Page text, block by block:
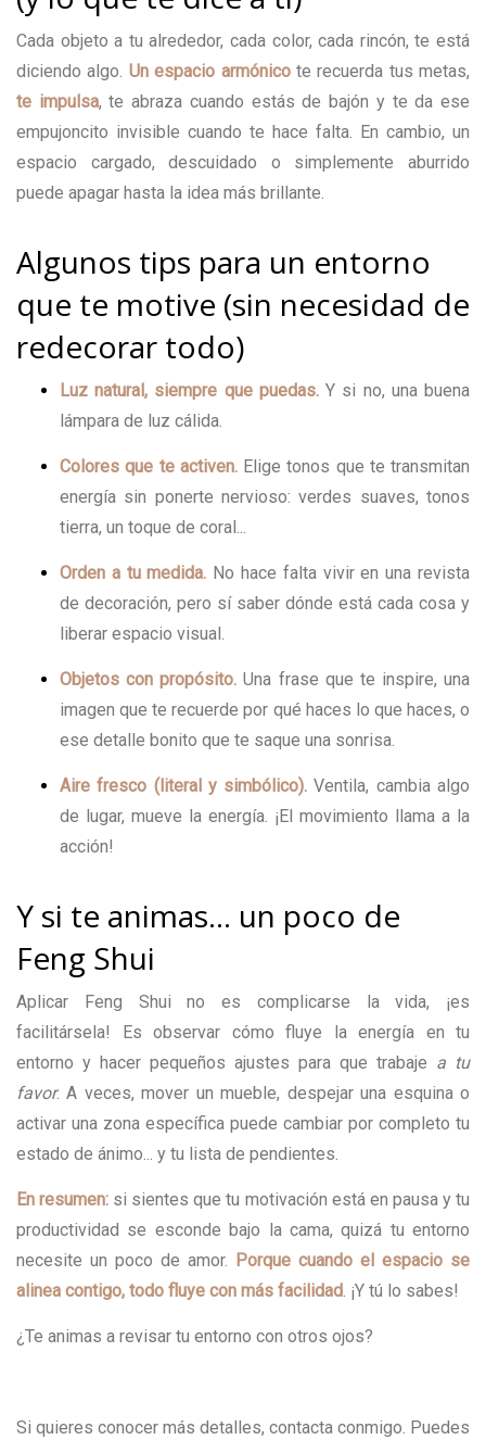
Cada objeto a tu alrededor, cada color, cada rincón, te está
diciendo algo. Un espacio armónicote recuerda tus metas,
te impulsa, te abraza cuando estás de bajón y te da ese
empujoncito invisible cuando te hace falta. En cambio, un
espacio cargado, descuidado o simplemente aburrido
puede apagar hasta la idea más brillante.
Algunos tips para un entorno
que te motive (sin necesidad de
redecorar todo)
Luz natural, siempre que puedas.Y si no, una buena
lámpara de luz cálida.
Colores que te activen.Elige tonos que te transmitan
energía sin ponerte nervioso: verdes suaves, tonos
tierra, un toque de coral...
Orden a tu medida. No hace falta vivir en una revista
de decoración, pero sí saber dónde está cada cosa y
liberar espacio visual.
Objetos con propósito. Una frase que te inspire, una
imagen que te recuerde por qué haces lo que haces, o
ese detalle bonito que te saque una sonrisa.
Aire fresco (literal y simbólico). Ventila, cambia algo
de lugar, mueve la energía. ¡El movimiento llama a la
acción!
Y si te animas... un poco de
Feng Shui
Aplicar Feng Shui no es complicarse la vida, ¡es
facilitársela! Es observar cómo fluye la energía en tu
entorno y hacer pequeños ajustes para que trabaje a tu
favor. A veces, mover un mueble, despejar una esquina o
activar una zona específica puede cambiar por completo tu
estado de ánimo... y tu lista de pendientes.
En resumen: si sientes que tu motivación está en pausa y tu
productividad se esconde bajo la cama, quizá tu entorno
necesite un poco de amor. Porque cuando el espacio se
alinea contigo, todo fluye con más facilidad . ¡Y tú lo sabes!
¿Te animas a revisar tu entorno con otros ojos?
Si quieres conocer más detalles, contacta conmigo. Puedes